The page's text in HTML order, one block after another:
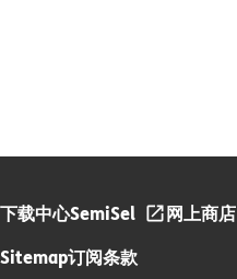
下载中心SemiSel
网上商店
Sitemap订阅条款